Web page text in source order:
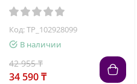
Код: TP_102928099
В наличии
42 955 ₸
34 590 ₸